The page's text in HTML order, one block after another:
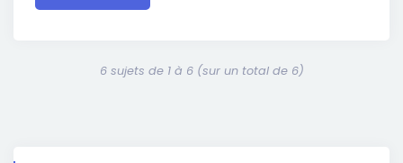
6 sujets de 1 à 6 (sur un total de 6)